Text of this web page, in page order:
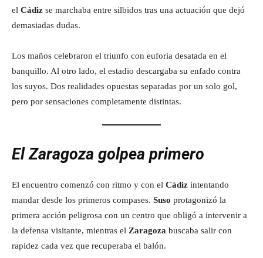
el Cádiz se marchaba entre silbidos tras una actuación que dejó
demasiadas dudas.
Los maños celebraron el triunfo con euforia desatada en el
banquillo. Al otro lado, el estadio descargaba su enfado contra
los suyos. Dos realidades opuestas separadas por un solo gol,
pero por sensaciones completamente distintas.
El Zaragoza golpea primero
El encuentro comenzó con ritmo y con el Cádiz intentando
mandar desde los primeros compases. Suso protagonizó la
primera acción peligrosa con un centro que obligó a intervenir a
la defensa visitante, mientras el Zaragoza buscaba salir con
rapidez cada vez que recuperaba el balón.